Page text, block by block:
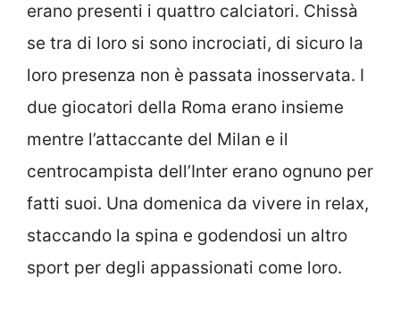
erano presenti i quattro calciatori. Chissà
se tra di loro si sono incrociati, di sicuro la
loro presenza non è passata inosservata. I
due giocatori della Roma erano insieme
mentre l’attaccante del Milan e il
centrocampista dell’Inter erano ognuno per
fatti suoi. Una domenica da vivere in relax,
staccando la spina e godendosi un altro
sport per degli appassionati come loro.